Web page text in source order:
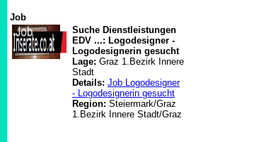
Job
Suche Dienstleistungen
EDV ...: Logodesigner -
Logodesignerin gesucht
Lage: Graz 1.Bezirk Innere
Stadt
Details: Job Logodesigner
- Logodesignerin gesucht
Region: Steiermark/Graz
1.Bezirk Innere Stadt/Graz